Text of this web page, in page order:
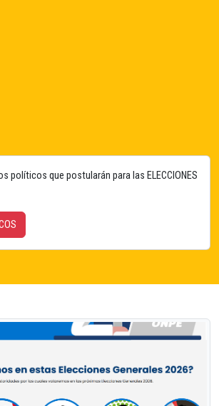
políticos que postularán para las ELECCIONES